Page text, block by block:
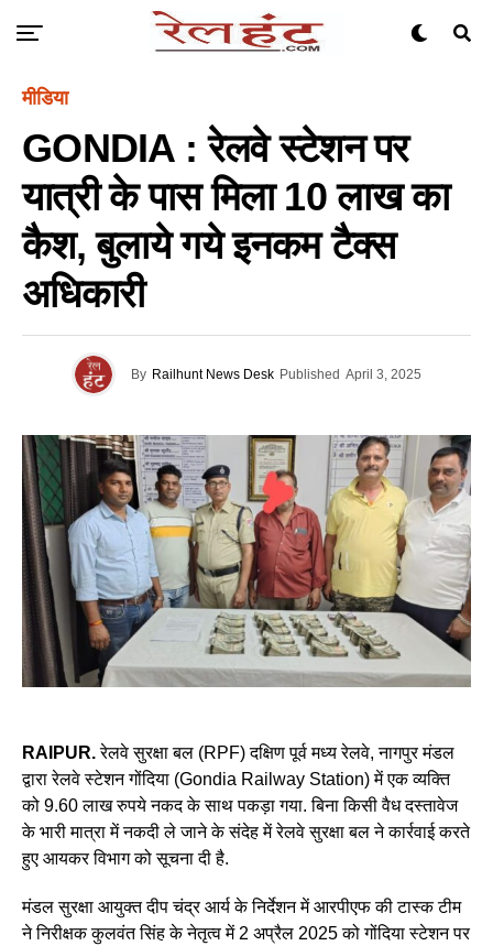
मीडिया
GONDIA : रेलवे स्टेशन पर
यात्री के पास मिला 10 लाख का
कैश, बुलाये गये इनकम टैक्स
अधिकारी
By Railhunt News Desk Published April 3, 2025
RAIPUR.रेलवे सुरक्षा बल (RPF) दक्षिण पूर्व मध्य रेलवे, नागपुर मंडल
द्वारा रेलवे स्टेशन गोंदिया (Gondia Railway Station) में एक व्यक्ति
को 9.60 लाख रुपये नकद के साथ पकड़ा गया. बिना किसी वैध दस्तावेज
के भारी मात्रा में नकदी ले जाने के संदेह में रेलवे सुरक्षा बल ने कार्रवाई करते
हुए आयकर विभाग को सूचना दी है.
मंडल सुरक्षा आयुक्त दीप चंद्र आर्य के निर्देशन में आरपीएफ की टास्क टीम
ने निरीक्षक कुलवंत सिंह के नेतृत्व में 2 अप्रैल 2025 को गोंदिया स्टेशन पर